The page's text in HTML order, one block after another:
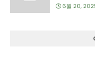
6월 20,